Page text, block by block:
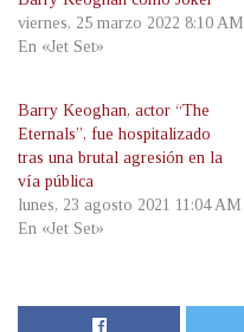
viernes, 25 marzo 2022 8:10 AM
En «Jet Set»
Barry Keoghan, actor “The
Eternals”, fue hospitalizado
tras una brutal agresión en la
vía pública
lunes, 23 agosto 2021 11:04 AM
En «Jet Set»